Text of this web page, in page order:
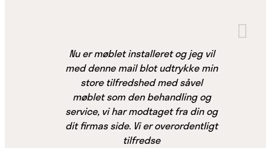
Nu er møblet installeret og jeg vil
med denne mail blot udtrykke min
store tilfredshed med såvel
møblet som den behandling og
service, vi har modtaget fra din og
dit firmas side. Vi er overordentligt
tilfredse